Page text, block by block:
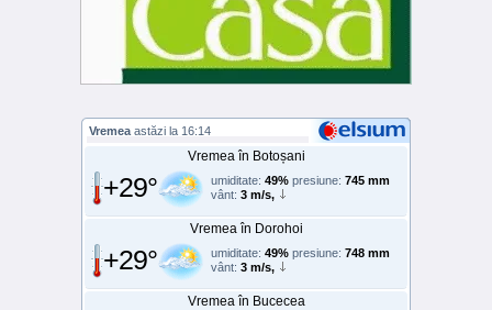
Vremea astăzi la 16:14
Vremea în Botoșani
+29° umiditate: 49% presiune: 745 mm
vânt: 3 m/s,
Vremea în Dorohoi
+29° umiditate: 49% presiune: 748 mm
vânt: 3 m/s,
Vremea în Bucecea